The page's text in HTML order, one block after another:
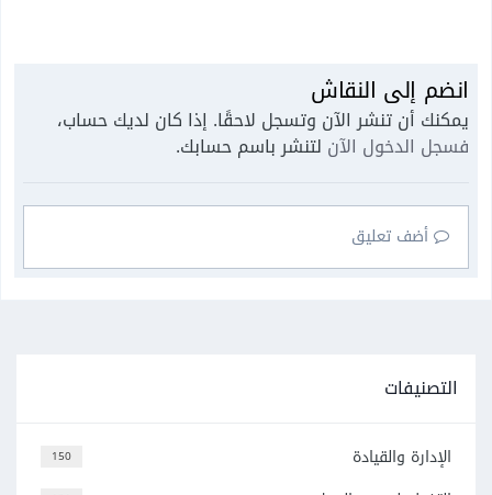
انضم إلى النقاش
يمكنك أن تنشر الآن وتسجل لاحقًا. إذا كان لديك حساب،
فسجل الدخول الآن لتنشر باسم حسابك.
أضف تعليق
التصنيفات
150 الإدارة والقيادة